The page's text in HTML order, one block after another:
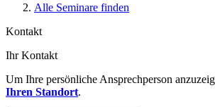
Alle Seminare finden
Kontakt
Ihr Kontakt
Um Ihre persönliche Ansprechperson
Ihren Standort.